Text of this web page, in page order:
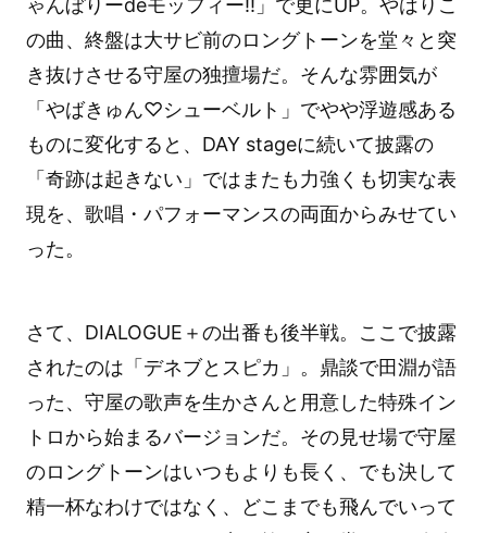
ゃんぼりーdeモッフィー!!」で更にUP。やはりこ
の曲、終盤は大サビ前のロングトーンを堂々と突
き抜けさせる守屋の独擅場だ。そんな雰囲気が
「やばきゅん♡シューベルト」でやや浮遊感ある
ものに変化すると、DAY stageに続いて披露の
「奇跡は起きない」ではまたも力強くも切実な表
現を、歌唱・パフォーマンスの両面からみせてい
った。
さて、DIALOGUE＋の出番も後半戦。ここで披露
されたのは「デネブとスピカ」。鼎談で田淵が語
った、守屋の歌声を生かさんと用意した特殊イン
トロから始まるバージョンだ。その見せ場で守屋
のロングトーンはいつもよりも長く、でも決して
精一杯なわけではなく、どこまでも飛んでいって